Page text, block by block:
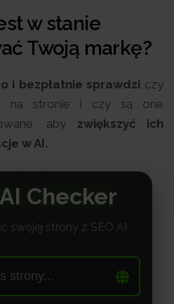
w stanie
Twoją markę?
i bezpłatnie sprawdzi czy
na stronie i czy są one
aby zwiększyć ich
w AI.
Checker
swojej strony z SEO AI